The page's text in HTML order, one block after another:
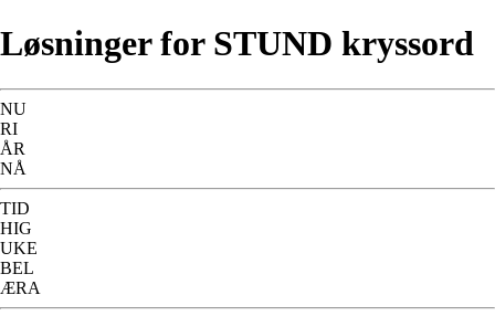
Løsninger for STUND kryssord
NU
RI
ÅR
NÅ
TID
HIG
UKE
BEL
ÆRA